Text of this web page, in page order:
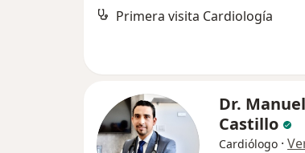
Primera visita Cardiología
Dr.
Castillo
Cardiólogo ·